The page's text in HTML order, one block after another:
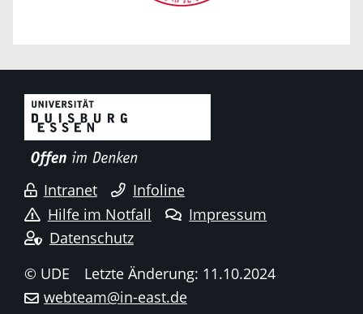
Intranet
Infoline
Hilfe im Notfall
Impressum
Datenschutz
© UDE
Letzte Änderung: 11.10.2024
webteam@in-east.de